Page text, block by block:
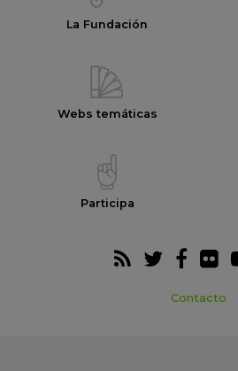
La Fundación
Webs temáticas
Participa
Contacto